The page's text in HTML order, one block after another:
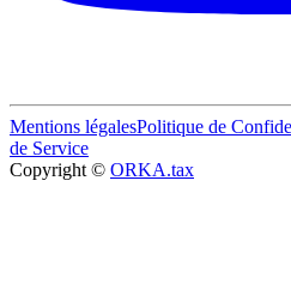
Mentions légalesPolitique de
de Service
Copyright © ORKA.tax